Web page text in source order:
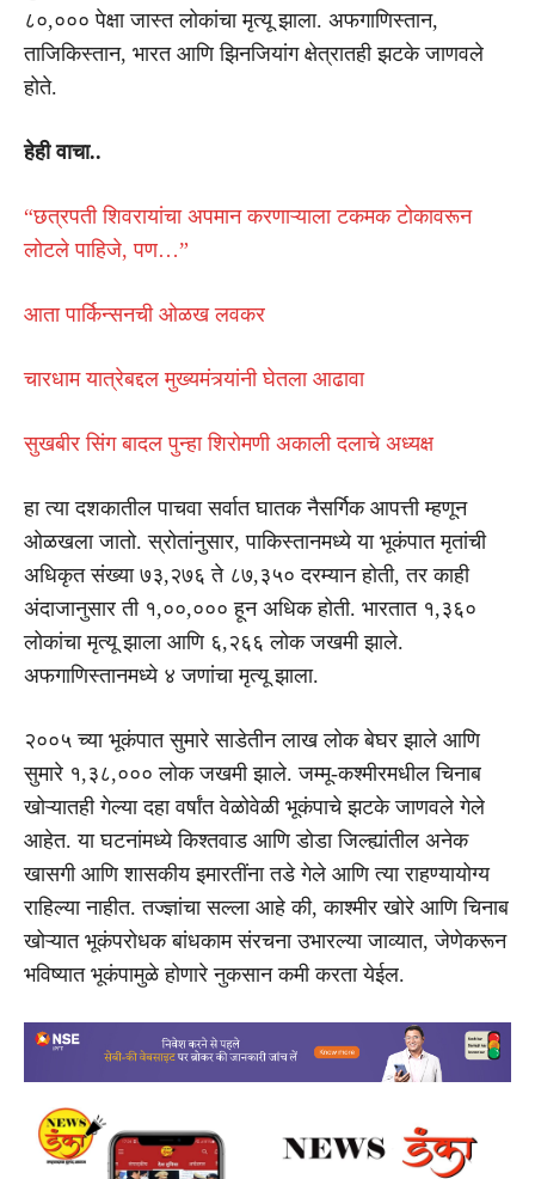
८०,००० पेक्षा जास्त लोकांचा मृत्यू झाला. अफगाणिस्तान,
ताजिकिस्तान, भारत आणि झिनजियांग क्षेत्रातही झटके जाणवले
होते.
हेही वाचा..
“छत्रपती शिवरायांचा अपमान करणाऱ्याला टकमक टोकावरून
लोटले पाहिजे, पण…”
आता पार्किन्सनची ओळख लवकर
चारधाम यात्रेबद्दल मुख्यमंत्र्यांनी घेतला आढावा
सुखबीर सिंग बादल पुन्हा शिरोमणी अकाली दलाचे अध्यक्ष
हा त्या दशकातील पाचवा सर्वात घातक नैसर्गिक आपत्ती म्हणून
ओळखला जातो. स्रोतांनुसार, पाकिस्तानमध्ये या भूकंपात मृतांची
अधिकृत संख्या ७३,२७६ ते ८७,३५० दरम्यान होती, तर काही
अंदाजानुसार ती १,००,००० हून अधिक होती. भारतात १,३६०
लोकांचा मृत्यू झाला आणि ६,२६६ लोक जखमी झाले.
अफगाणिस्तानमध्ये ४ जणांचा मृत्यू झाला.
२००५ च्या भूकंपात सुमारे साडेतीन लाख लोक बेघर झाले आणि
सुमारे १,३८,००० लोक जखमी झाले. जम्मू-कश्मीरमधील चिनाब
खोऱ्यातही गेल्या दहा वर्षांत वेळोवेळी भूकंपाचे झटके जाणवले गेले
आहेत. या घटनांमध्ये किश्तवाड आणि डोडा जिल्ह्यांतील अनेक
खासगी आणि शासकीय इमारतींना तडे गेले आणि त्या राहण्यायोग्य
राहिल्या नाहीत. तज्ज्ञांचा सल्ला आहे की, काश्मीर खोरे आणि चिनाब
खोऱ्यात भूकंपरोधक बांधकाम संरचना उभारल्या जाव्यात, जेणेकरून
भविष्यात भूकंपामुळे होणारे नुकसान कमी करता येईल.